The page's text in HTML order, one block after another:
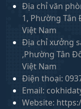
Địa chỉ văn
1, Phường Tân
Việt Nam
Địa chỉ xưởng
,Phường Tân
Việt Nam
Điện thoại:
Email:
Website: